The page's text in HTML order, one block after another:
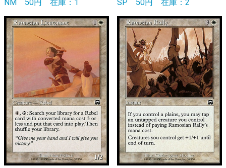
NM 50円 在庫：1
SP 50円 在庫：2